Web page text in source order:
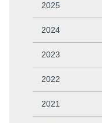
2025
2024
2023
2022
2021